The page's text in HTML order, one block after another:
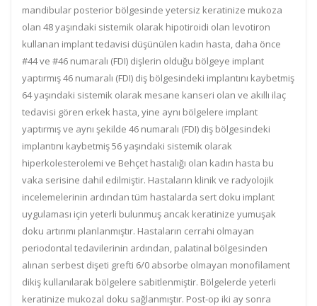
mandibular posterior bölgesinde yetersiz keratinize mukoza
olan 48 yaşındaki sistemik olarak hipotiroidi olan levotiron
kullanan implant tedavisi düşünülen kadın hasta, daha önce
#44 ve #46 numaralı (FDI) dişlerin olduğu bölgeye implant
yaptırmış 46 numaralı (FDI) diş bölgesindeki implantını kaybetmiş
64 yaşındaki sistemik olarak mesane kanseri olan ve akıllı ilaç
tedavisi gören erkek hasta, yine aynı bölgelere implant
yaptırmış ve aynı şekilde 46 numaralı (FDI) diş bölgesindeki
implantını kaybetmiş 56 yaşındaki sistemik olarak
hiperkolesterolemi ve Behçet hastalığı olan kadın hasta bu
vaka serisine dahil edilmiştir. Hastaların klinik ve radyolojik
incelemelerinin ardından tüm hastalarda sert doku implant
uygulaması için yeterli bulunmuş ancak keratinize yumuşak
doku artırımı planlanmıştır. Hastaların cerrahi olmayan
periodontal tedavilerinin ardından, palatinal bölgesinden
alınan serbest dişeti grefti 6/0 absorbe olmayan monofilament
dikiş kullanılarak bölgelere sabitlenmiştir. Bölgelerde yeterli
keratinize mukozal doku sağlanmıştır. Post-op iki ay sonra